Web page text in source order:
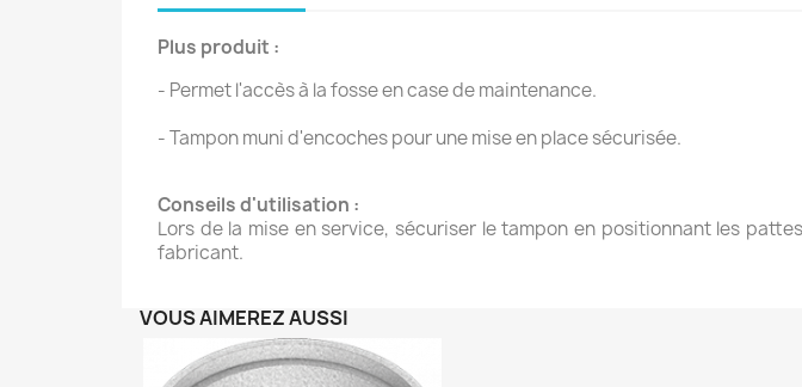
Plus produit :
- Permet l'accès à la fosse en case de maintenance.
- Tampon muni d'encoches pour une mise en place sécurisée.
Conseils d'utilisation :
Lors de la mise en service, sécuriser le tampon en positionnant les
fabricant.
VOUS AIMEREZ AUSSI